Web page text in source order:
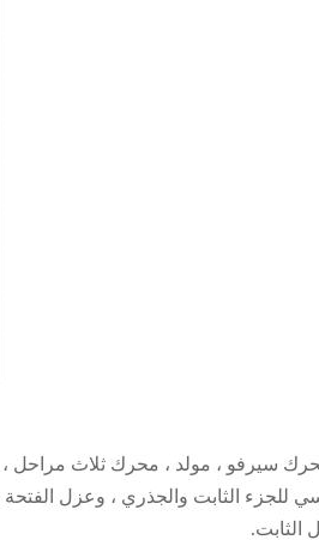
سيرفو ، مولد ، محرك ثلاث
للجزء الثابت والجذري ، وعزل الفتحة
الثابت.